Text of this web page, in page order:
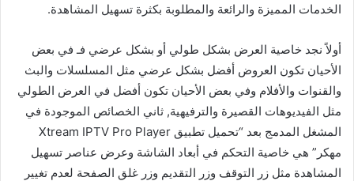
الخدمات المميزة والرائعة والمطلوبة بكثرة تسهيل المشاهدة.
أولاً نجد خاصية العرض بشكل طولي أو بشكل عرضي فـ في بعض
الأحيان تكون العروض أفضل بشكل عرضي مثل المسلسلات والبث
والقنوات والأفلام وفي بعض الأحيان تكون أفضل في العرض الطولي
مثل الفيديوهات القصيرة والترفيهية, ثاني الخصائص الموجودة في
المشغل المدمج بعد “تحميل تطبيق Xtream IPTV Pro Player
مهكر” هي خاصية التحكم في أبعاد الشاشة وعرض عناصر تسهيل
المشاهدة مثل زر التوقف وزر التقديم وزر غلق الصفحة لعدم تغيير